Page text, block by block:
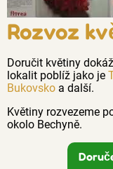
Rozvoz
Doručit květiny
lokalit poblíž jako je
Bukovsko a další.
Květiny rozvezeme
okolo Bechyně.